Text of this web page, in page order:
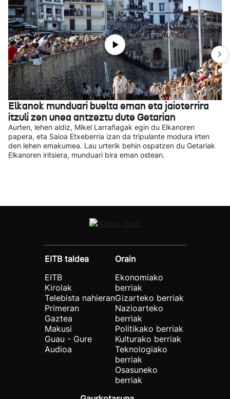
Elkanok munduari buelta eman eta jaioterrira
itzuli zen unea antzeztu dute Getarian
Aurten, lehen aldiz, Mikel Larrañagak egin du Elkanoren
papera, eta Saioa Etxeberria izan da tripulante modura irten
den lehen emakumea. Lau urterik behin ospatzen du Getariak
Elkanoren iritsiera, munduari bira eman ostean.
EITB taldea
EITB
Kirolak
Telebista nahieran
Primeran
Gaztea
Makusi
Guau - Gure
Audioa
Orain
Ekonomiako
berriak
Gizarteko berriak
Nazioarteko
berriak
Politikako berriak
Kulturako berriak
Teknologiako
berriak
Osasuneko
berriak